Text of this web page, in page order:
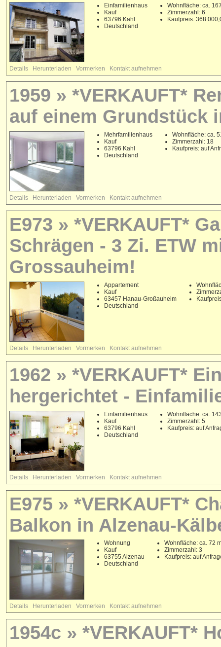
Einfamilienhaus
Kauf
63796 Kahl
Deutschland
Wohnfläche: ca.
Zimmerzahl: 6
Kaufpreis:
Details Herunterladen Vormerken Kontakt aufnehmen
1959 » *VERKAUFT*
auf einem Grundstück
Mehrfamilienhaus
Kauf
63796 Kahl
Deutschland
Wohnfläche: ca.
Zimmerzahl: 18
Kaufpreis: auf
Details Herunterladen Vormerken Kontakt aufnehmen
E973 » *VERKAUFT*
Schrägen - 3 Zi. ETW
Grossauheim!
Appartement
Kauf
63457 Hanau-Großauheim
Deutschland
Details Herunterladen Vormerken Kontakt aufnehmen
1962 » *VERKAUFT*
hergerichtet -
Einfamilienhaus
Kauf
63796 Kahl
Deutschland
Wohnfläche: ca.
Zimmerzahl: 5
Kaufpreis: auf
Details Herunterladen Vormerken Kontakt aufnehmen
E975 » *VERKAUFT*
Balkon in Alzenau-
Wohnung
Kauf
63755 Alzenau
Deutschland
Wohnfläche: ca. 72
Zimmerzahl: 3
Kaufpreis: auf
Details Herunterladen Vormerken Kontakt aufnehmen
1954c » *VERKAUFT*